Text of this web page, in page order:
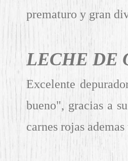
prematuro y gran
LECHE DE
Excelente
bueno", gracias a
carnes rojas